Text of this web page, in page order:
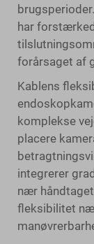
har
forårsaget af
Kablens
komplekse
placere
integrerer
nær
fleksibilitet